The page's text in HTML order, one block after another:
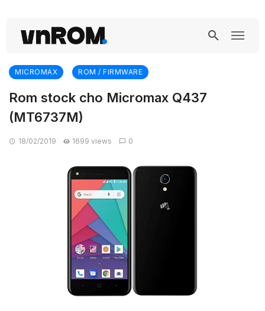
MICROMAX ROM / FIRMWARE
Rom stock cho Micromax Q437
(MT6737M)
18/02/2019 1699 views 0